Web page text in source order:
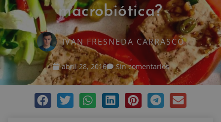
macrobiótica?
IVAN FRESNEDA CARRASCO
abril 28, 2016 Sin comentarios